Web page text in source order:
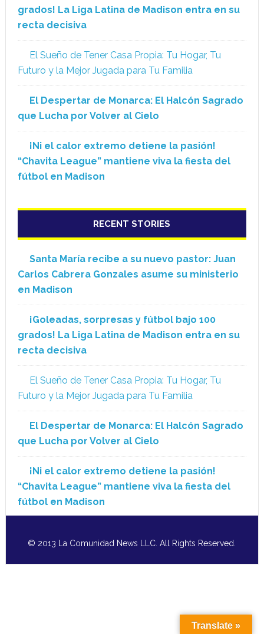
grados! La Liga Latina de Madison entra en su
recta decisiva
El Sueño de Tener Casa Propia: Tu Hogar, Tu
Futuro y la Mejor Jugada para Tu Familia
El Despertar de Monarca: El Halcón Sagrado
que Lucha por Volver al Cielo
¡Ni el calor extremo detiene la pasión!
“Chavita League” mantiene viva la fiesta del
fútbol en Madison
RECENT STORIES
Santa María recibe a su nuevo pastor: Juan
Carlos Cabrera Gonzales asume su ministerio
en Madison
¡Goleadas, sorpresas y fútbol bajo 100
grados! La Liga Latina de Madison entra en su
recta decisiva
El Sueño de Tener Casa Propia: Tu Hogar, Tu
Futuro y la Mejor Jugada para Tu Familia
El Despertar de Monarca: El Halcón Sagrado
que Lucha por Volver al Cielo
¡Ni el calor extremo detiene la pasión!
“Chavita League” mantiene viva la fiesta del
fútbol en Madison
© 2013 La Comunidad News LLC. All Rights Reserved.
Translate »